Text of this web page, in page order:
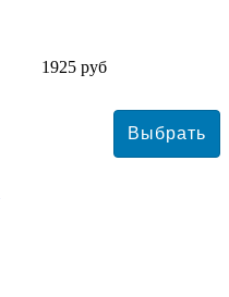
1925 руб